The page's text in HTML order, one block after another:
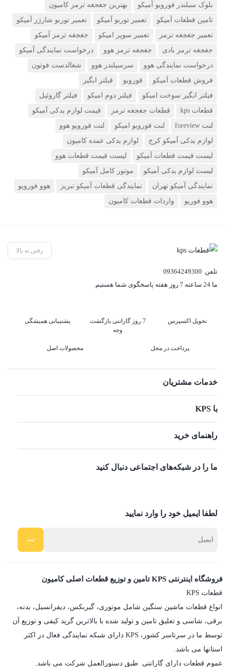
بلوک سیلندر فورویو آمیکو
بهترین جغجغه ترمز کامیون
تامین قطعات آمیکو
تعمیر توربو آمیکو
تعمیر توربو شارژر آمیکو
تعمیر جغجغه ترمز
تعمیر سوپر امیکو
جغجغه ترمز آمیکو
جغجغه ترمز بادی
جغجغه ترمز هوو
درخواست نمایندگی آمیکو
درخواست نمایندگی هوو
سرسیلندر هوو
شغالدست فوتون
فروش قطعات آمیکو
فورویو
فیلتر ابگیر
فیلتر ابگیر سوخت امیکو
فیلتر دوم امیکو
فیلتر گازوئیل
قطعات kps
قطعات جغجغه ترمز
قیمت لوازم یدکی آمیکو
لنت foreview
لنت فورویو امیکو
لنت فورویو هوو
لوازم یدکی آمیکو کرج
لوازم یدکی عمده کامیون
لیست قیمت قطعات آمیکو
لیست قیمت قطعات هوو
لیست لوازم یدکی آمیکو
موتور کامل آمیکو
نمایندگی آمیکو تهران
نمایندگی قطعات آمیکو تبریز
هوو فورویو
هوو فوریو
واردات قطعات کامیون
رفتن به بالا
تلفن 09364249300
ما 24 ساعته 7 روز هفته پاسخگوی شما هستیم.
تحویل اکسپرس
7 روز گارانتی بازگشت
وجه
پشتیبانی همیشگی
پرداخت در محل محصولات اصل
خدمات مشتریان
با KPS
راهنمای خرید
ما را در شبکه‌های اجتماعی دنبال کنید
لطفا ایمیل خود را وارد نمایید
فروشگاه اینترنتی KPS تامین و توزیع قطعات اصلی کامیون
قطعات KPS
انواع قطعات ماشین سنگین شامل موتوری، گیربکس، دیفرانسیل، بدنه،
برقی، شاسی و تعلیق تامین و تولید شده با بالاترین گرید کیفی و توزیع آن
توسط ما در سرتاسر کشور، KPS دارای شبکه نمایندگی فعال در اکثر
استانها می باشد.
عموم قطعات دارای گارانتی طبق دستورالعمل شرکت می باشد.